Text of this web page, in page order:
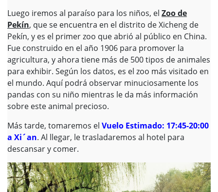
Luego iremos al paraíso para los niños, el Zoo de
Pekín, que se encuentra en el distrito de Xicheng de
Pekín, y es el primer zoo que abrió al público en China.
Fue construido en el año 1906 para promover la
agricultura, y ahora tiene más de 500 tipos de animales
para exhibir. Según los datos, es el zoo más visitado en
el mundo. Aquí podrá observar minuciosamente los
pandas con su niño mientras le da más información
sobre este animal precioso.
Más tarde, tomaremos el Vuelo Estimado: 17:45-20:00
a Xi´an. Al llegar, le trasladaremos al hotel para
descansar y comer.